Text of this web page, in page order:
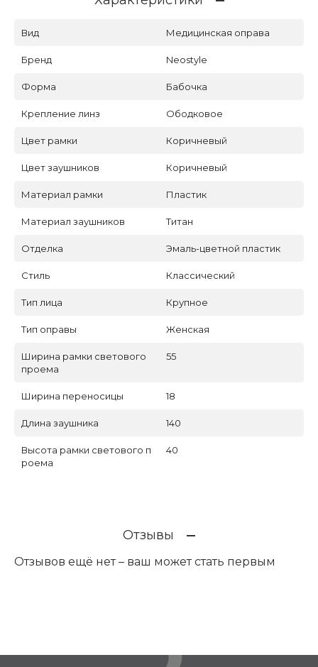
Вид Медицинская оправа
Бренд Neostyle
Форма Бабочка
Крепление линз Ободковое
Цвет рамки Коричневый
Цвет заушников Коричневый
Материал рамки Пластик
Материал заушников Титан
Отделка Эмаль-цветной пластик
Стиль Классический
Тип лица Крупное
Тип оправы Женская
Ширина рамки светового
проема
55
Ширина переносицы 18
Длина заушника 140
Высота рамки светового п
роема
40
Отзывы
Отзывов ещё нет – ваш может стать первым